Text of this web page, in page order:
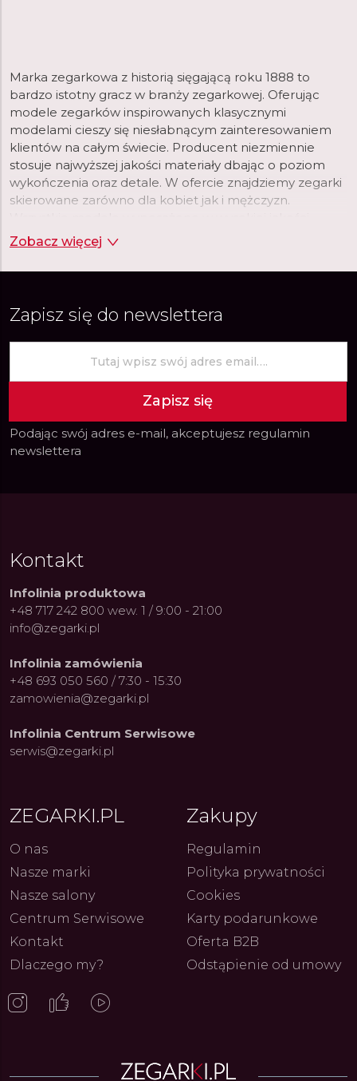
Constant: Pasja,
i Dostępny Luksus z
27.07.2026
Fenomen marki Festina. Od
kolarskich pasji do ikonicznych
Marka zegarkowa z historią sięgającą roku 1888 to
bardzo istotny gracz w branży zegarkowej. Oferując
modele zegarków inspirowanych klasycznymi
modelami cieszy się niesłabnącym zainteresowaniem
klientów na całym świecie. Producent niezmiennie
stosuje najwyższej jakości materiały dbając o poziom
wykończenia oraz detale. W ofercie znajdziemy zegarki
skierowane zarówno dla kobiet jak i mężczyzn.
skórzane paski oraz klasyczne bransolety. Modele
zarówno casualowe jak i eleganckie, idealnie
komponujące się z niemal każdym wyjściowym
Zobacz więcej
Zapisz się do newslettera
Zapisz się
Podając swój adres e-mail, akceptujesz regulamin
newslettera
Kontakt
Infolinia produktowa
+48 717 242 800 wew. 1 / 9:00 - 21:00
info@zegarki.pl
Infolinia zamówienia
+48 693 050 560 / 7:30 - 15:30
zamowienia@zegarki.pl
Infolinia Centrum Serwisowe
serwis@zegarki.pl
ZEGARKI.PL
O nas
Nasze marki
Nasze salony
Centrum Serwisowe
Kontakt
Dlaczego my?
Zakupy
Regulamin
Polityka prywatności
Cookies
Karty podarunkowe
Oferta B2B
Odstąpienie od umowy